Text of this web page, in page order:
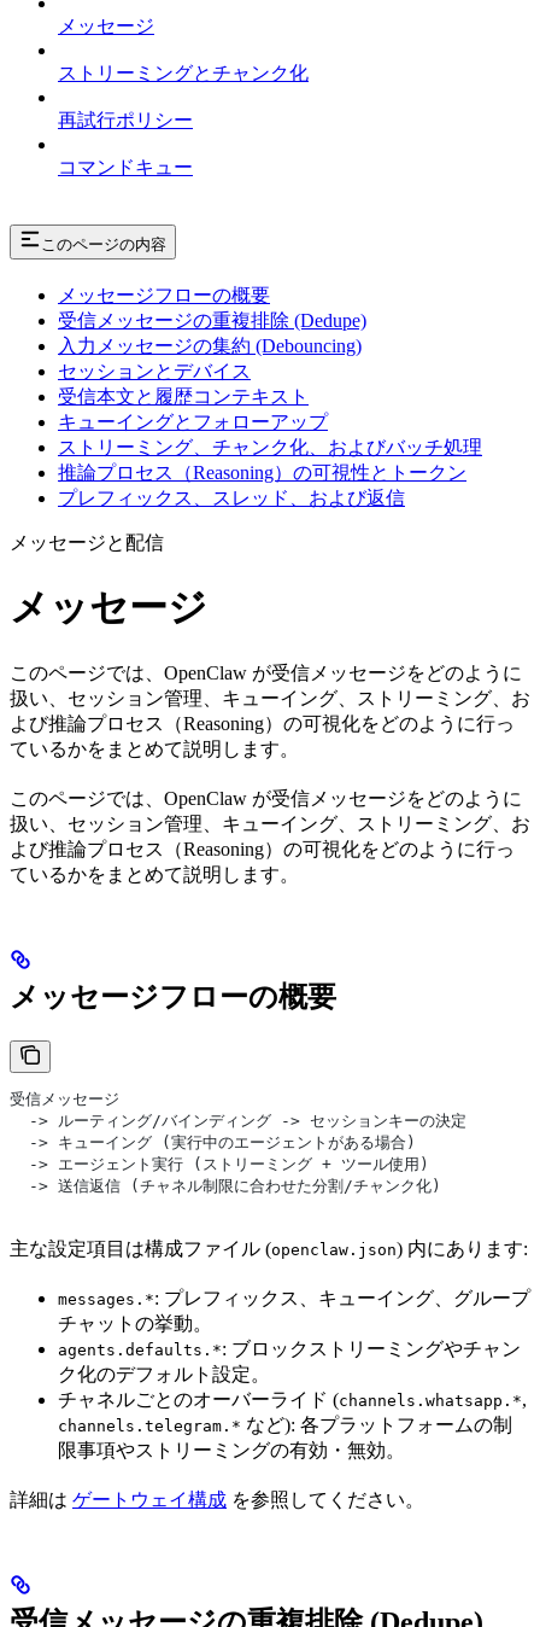
メッセージ
ストリーミングとチャンク化
再試行ポリシー
コマンドキュー
このページの内容
メッセージフローの概要
受信メッセージの重複排除 (Dedupe)
入力メッセージの集約 (Debouncing)
セッションとデバイス
受信本文と履歴コンテキスト
キューイングとフォローアップ
ストリーミング、チャンク化、およびバッチ処理
推論プロセス（Reasoning）の可視性とトークン
プレフィックス、スレッド、および返信
メッセージと配信
メッセージ
このページでは、OpenClaw が受信メッセージをどのように
扱い、セッション管理、キューイング、ストリーミング、お
よび推論プロセス（Reasoning）の可視化をどのように行っ
ているかをまとめて説明します。
このページでは、OpenClaw が受信メッセージをどのように
扱い、セッション管理、キューイング、ストリーミング、お
よび推論プロセス（Reasoning）の可視化をどのように行っ
ているかをまとめて説明します。
メッセージフローの概要
受信メッセージ
  -> ルーティング/バインディング -> セッションキーの決定
  -> キューイング (実行中のエージェントがある場合)
  -> エージェント実行 (ストリーミング + ツール使用)
  -> 送信返信 (チャネル制限に合わせた分割/チャンク化)
主な設定項目は構成ファイル (openclaw.json) 内にあります:
messages.*: プレフィックス、キューイング、グループ
チャットの挙動。
agents.defaults.*: ブロックストリーミングやチャン
ク化のデフォルト設定。
チャネルごとのオーバーライド (channels.whatsapp.*,
channels.telegram.* など): 各プラットフォームの制
限事項やストリーミングの有効・無効。
詳細は ゲートウェイ構成 を参照してください。